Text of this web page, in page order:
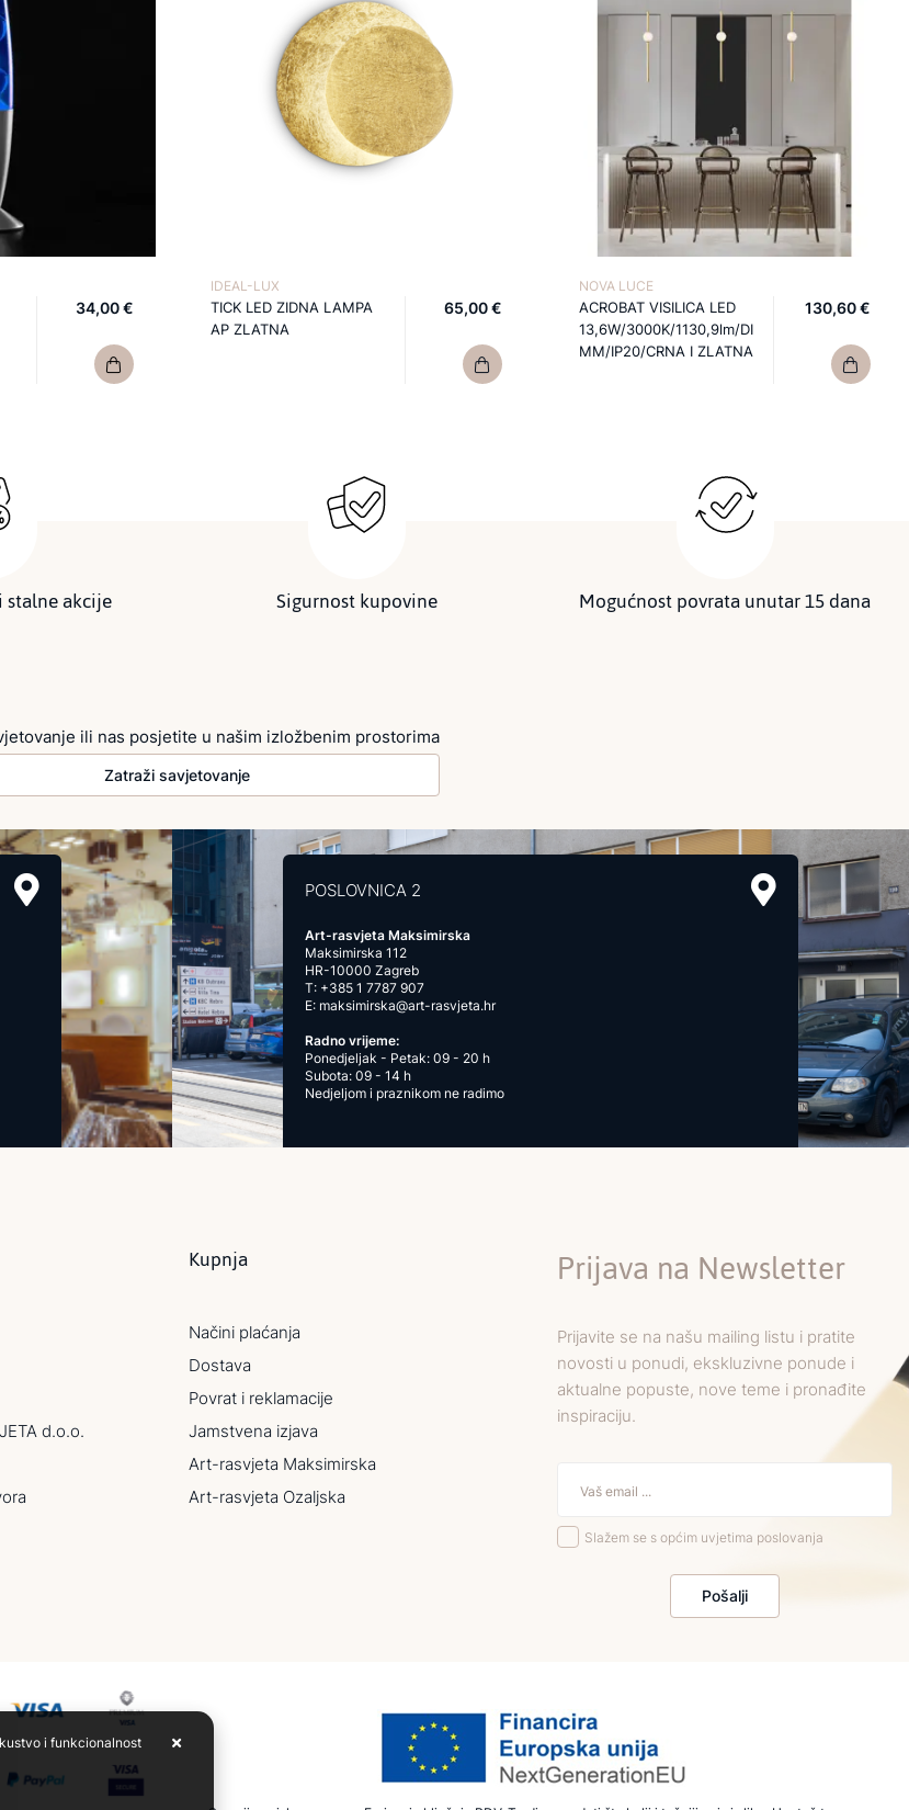
34,00 €
IDEAL-LUX
TICK LED ZIDNA LAMPA
AP ZLATNA
65,00 €
NOVA LUCE
ACROBAT VISILICA LED
13,6W/3000K/1130,9lm/DI
MM/IP20/CRNA I ZLATNA
130,60 €
akcije Sigurnost kupovine Mogućnost povrata unutar 15 dana
ili nas posjetite u našim izložbenim prostorima
Zatraži savjetovanje
POSLOVNICA 2
Art-rasvjeta Maksimirska
Maksimirska 112
HR-10000 Zagreb
T: +385 1 7787 907
E: maksimirska@art-rasvjeta.hr
Radno vrijeme:
Ponedjeljak - Petak: 09 - 20 h
Subota: 09 - 14 h
Nedjeljom i praznikom ne radimo
d.o.o.
Kupnja
Načini plaćanja
Dostava
Povrat i reklamacije
Jamstvena izjava
Art-rasvjeta Maksimirska
Art-rasvjeta Ozaljska
Prijava na Newsletter
Prijavite se na našu mailing listu i pratite
novosti u ponudi, ekskluzivne ponude i
aktualne popuste, nove teme i pronađite
inspiraciju.
Slažem se s općim uvjetima poslovanja
Pošalji
i funkcionalnost